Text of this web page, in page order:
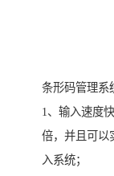
条形码管理系
1、输入速度
倍，并且可以
入系统；